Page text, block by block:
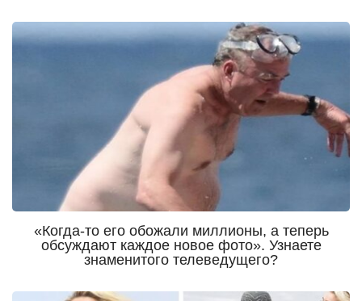
«Когда-то его обожали миллионы, а теперь
обсуждают каждое новое фото». Узнаете
знаменитого телеведущего?